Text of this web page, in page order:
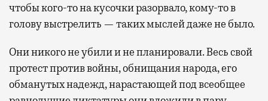
чтобы кого-то на кусочки разорвало, кому-то в
голову выстрелить — таких мыслей даже не было.
Они никого не убили и не планировали. Весь свой
протест против войны, обнищания народа, его
обманутых надежд, нарастающей под всеобщее